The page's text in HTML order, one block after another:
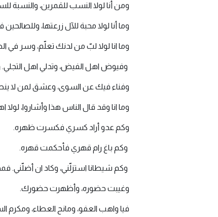
ومن أنا لولا النسب للقمرين، والنسبة
وما أنا لولا محبة للآل زرعتها،
وما انا لولا لبّ من لدنك تعلّم، وسر في
وفيوض اهل الفيض، وتدلي اهل التجلي.
وفناء فيك عن السوى، وعشق لمن لا
وما انا وقد قال الناس هذا وأشاروا، لولا
وكم عدو أراد كسري فكسرت ظهره.
وكم باغ رام قهري فأحكمت قهره.
وكم شيطانا استزلّني، وكاد ان أضلّني.
وغيبت حضوره، وأظهرت حضورك.
فيا واهب العفو، ومانح العطاء، ومكرم